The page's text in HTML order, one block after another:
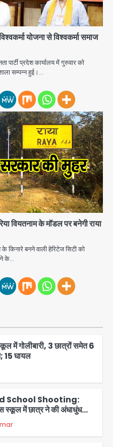
योजना से विश्वकर्मा समाज
प्रदेश कार्यालय में गुरुवार को
सम्पन्न हुई।…
वियतनाम के मॉडल पर बनेगी राया
बनने वाली हेरिटेज सिटी को
के…
में गोलीबारी, 3 छात्रों समेत 6
School Shooting:
स्कूल में छात्र ने की अंधाधुंध
सहित सात की मौत, 15
का कहर: 145 सड़कें बंद,
ठप, 798 करोड़ रुपये का
के साथ लेते थे ब्याज!
Society: सेविअर ग्रीन
में गोलीबारी, 3 छात्रों समेत 6
15 घायल
School Shooting:
स्कूल में छात्र ने की अंधाधुंध
सहित सात की मौत, 15